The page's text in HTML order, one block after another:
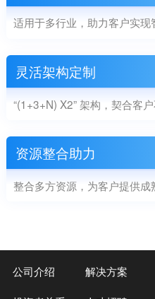
适用于多行业，助力客户实现
灵活架构定制
“(1+3+N) X2” 架构，契合客
资源整合助力
整合多方资源，为客户提供成
公司介绍 解决方案